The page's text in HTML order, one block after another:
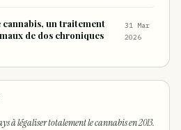
cannabis, un traitement
de dos chroniques
31 Mar
2026
à légaliser totalement le cannabis en 2013.